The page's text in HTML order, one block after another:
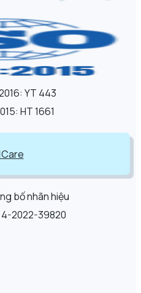
YT 443
HT 1661
bố nhãn hiệu
2022-39820